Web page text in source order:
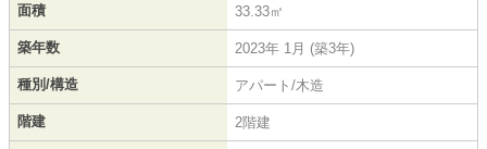
面積 33.33㎡
築年数 2023年 1月 (築3年)
種別/構造 アパート/木造
階建 2階建